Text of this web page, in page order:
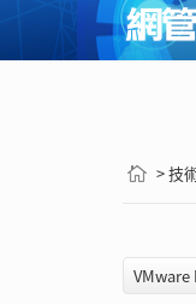
> 技
VMware